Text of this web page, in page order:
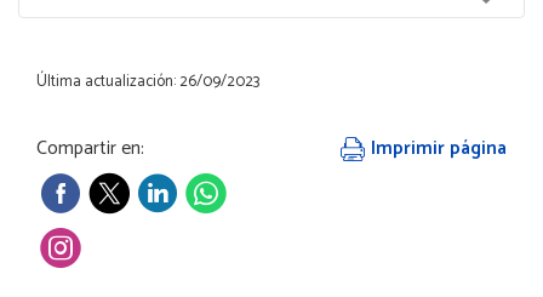
Última actualización: 26/09/2023
Compartir en: Imprimir página